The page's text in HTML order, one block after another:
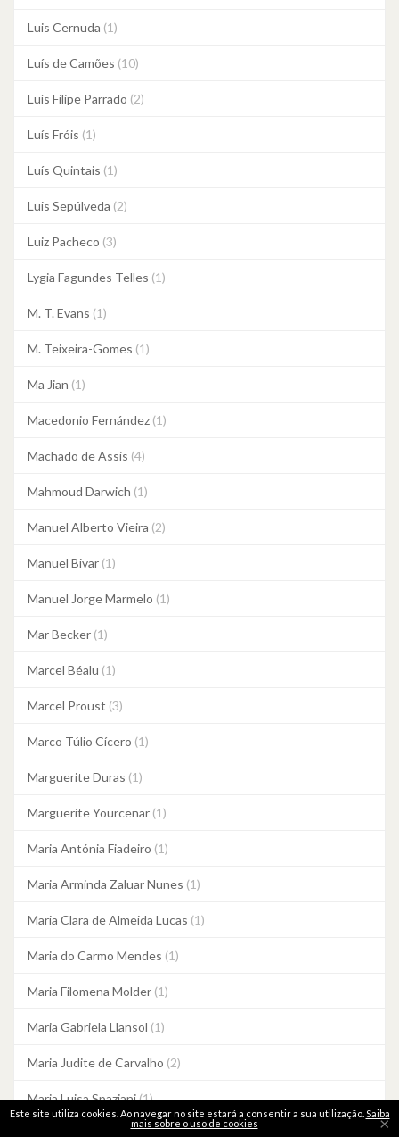
Luis Cernuda (1)
Luís de Camões (10)
Luís Filipe Parrado (2)
Luís Fróis (1)
Luís Quintais (1)
Luis Sepúlveda (2)
Luiz Pacheco (3)
Lygia Fagundes Telles (1)
M. T. Evans (1)
M. Teixeira-Gomes (1)
Ma Jian (1)
Macedonio Fernández (1)
Machado de Assis (4)
Mahmoud Darwich (1)
Manuel Alberto Vieira (2)
Manuel Bivar (1)
Manuel Jorge Marmelo (1)
Mar Becker (1)
Marcel Béalu (1)
Marcel Proust (3)
Marco Túlio Cícero (1)
Marguerite Duras (1)
Marguerite Yourcenar (1)
Maria Antónia Fiadeiro (1)
Maria Arminda Zaluar Nunes (1)
Maria Clara de Almeida Lucas (1)
Maria do Carmo Mendes (1)
Maria Filomena Molder (1)
Maria Gabriela Llansol (1)
Maria Judite de Carvalho (2)
Maria Luisa Spaziani(1)
Este site utiliza cookies. Ao navegar no site estará a consentir a sua utilização. Saiba
mais sobre o uso de cookies
×